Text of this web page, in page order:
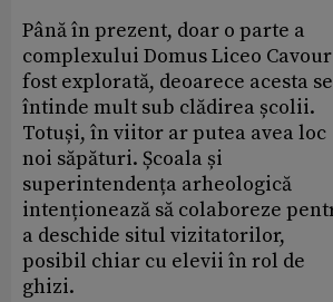
Până în prezent, doar o parte a
complexului Domus Liceo
fost explorată, deoarece acesta se
întinde mult sub clădirea școlii.
Totuși, în viitor ar putea avea loc
noi săpături. Școala și
superintendența arheologică
intenționează să colaboreze
a deschide situl vizitatorilor,
posibil chiar cu elevii în rol de
ghizi.